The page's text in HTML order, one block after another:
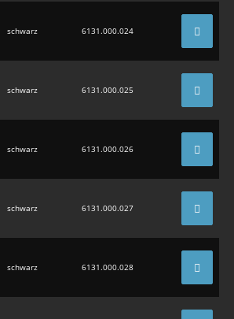
schwarz 6131.000.024
schwarz 6131.000.025
schwarz 6131.000.026
schwarz 6131.000.027
schwarz 6131.000.028